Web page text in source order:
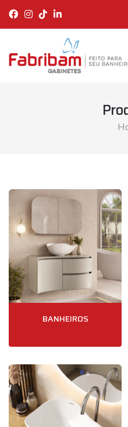
BANHEIROS